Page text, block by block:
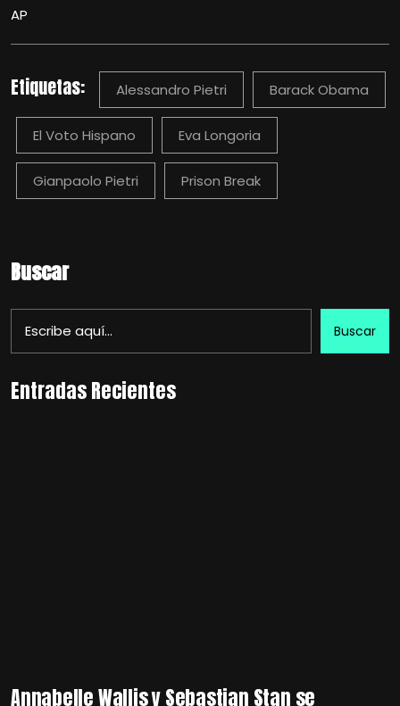
AP
Etiquetas: Alessandro Pietri Barack Obama
El Voto Hispano Eva Longoria
Gianpaolo Pietri Prison Break
Buscar
Buscar
Entradas Recientes
Annabelle Wallis y Sebastian Stan se